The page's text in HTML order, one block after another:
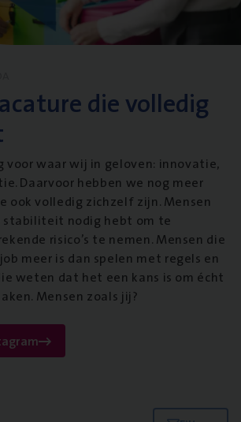
die volledig
voor waar wij in geloven: innovatie,
Daarvoor hebben we nog meer
ook volledig zichzelf zijn. Mensen
nodig hebt om te
risico’s te nemen. Mensen die
meer is dan spelen met regels en
weten dat het een kans is om écht
Mensen zoals jij?